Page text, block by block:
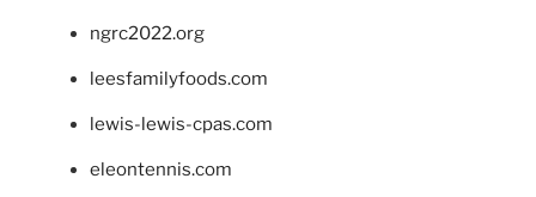
ngrc2022.org
leesfamilyfoods.com
lewis-lewis-cpas.com
eleontennis.com